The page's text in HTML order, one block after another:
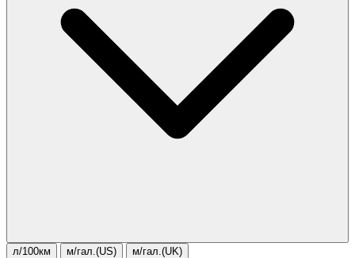
л/100км м/гал.(US) м/гал.(UK)